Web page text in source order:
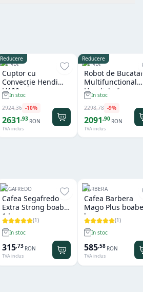
Reducere
HENDI
Cuptor cu
Convecție Hendi
H100
In stoc
2924,36 -10%
2631,93 RON
TVA inclus
Reducere
HENDI
Robot de
Multifunctional
Hendichef
In stoc
2298,78 -9%
2091,90 RON
TVA inclus
SEGAFREDO
Cafea Segafredo
Extra Strong boabe
1 kg
(1)
In stoc
315,73 RON
TVA inclus
BARBERA
Cafea Barbera
Mago Plus
kg
(1)
In stoc
585,58 RON
TVA inclus